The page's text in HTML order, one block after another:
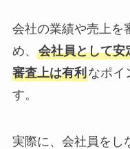
会社の業績や売上を
め、 会社員として安
審査上は有利なポイ
す。
実際に、会社員をし